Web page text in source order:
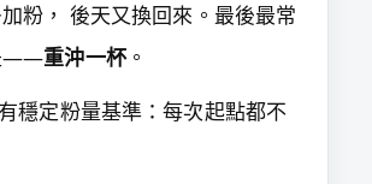
粉， 後天又換回來。最後最常
——重沖一杯。
穩定粉量基準：每次起點都不